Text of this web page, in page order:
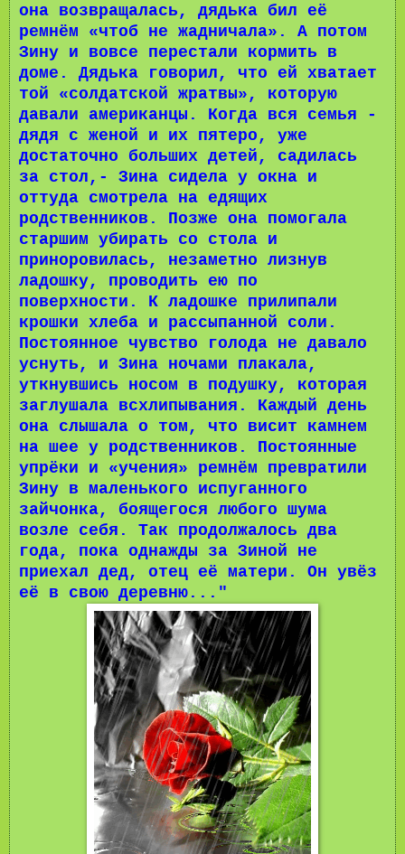
она возвращалась, дядька бил её
ремнём «чтоб не жадничала». А потом
Зину и вовсе перестали кормить в
доме. Дядька говорил, что ей хватает
той «солдатской жратвы», которую
давали американцы. Когда вся семья -
дядя с женой и их пятеро, уже
достаточно больших детей, садилась
за стол,- Зина сидела у окна и
оттуда смотрела на едящих
родственников. Позже она помогала
старшим убирать со стола и
приноровилась, незаметно лизнув
ладошку, проводить ею по
поверхности. К ладошке прилипали
крошки хлеба и рассыпанной соли.
Постоянное чувство голода не давало
уснуть, и Зина ночами плакала,
уткнувшись носом в подушку, которая
заглушала всхлипывания. Каждый день
она слышала о том, что висит камнем
на шее у родственников. Постоянные
упрёки и «учения» ремнём превратили
Зину в маленького испуганного
зайчонка, боящегося любого шума
возле себя. Так продолжалось два
года, пока однажды за Зиной не
приехал дед, отец её матери. Он увёз
её в свою деревню..."